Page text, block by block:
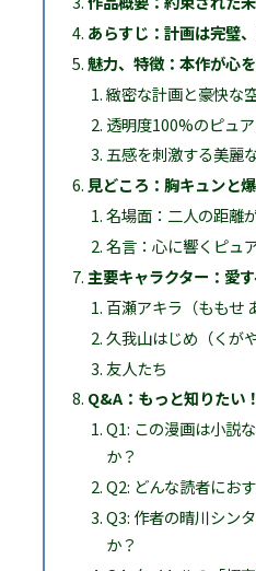
あらすじ：計画は完璧
魅力、特徴：本作が心
緻密な計画と豪快な
透明度100%のピュ
五感を刺激する美麗
見どころ：胸キュンと
名場面：二人の距離
名言：心に響くピュ
主要キャラクター：愛
百瀬アキラ（ももせ
久我山はじめ（くが
友人たち
Q&A：もっと知りたい
Q1: この漫画は小説
か？
Q2: どんな読者にお
Q3: 作者の晴川シン
か？